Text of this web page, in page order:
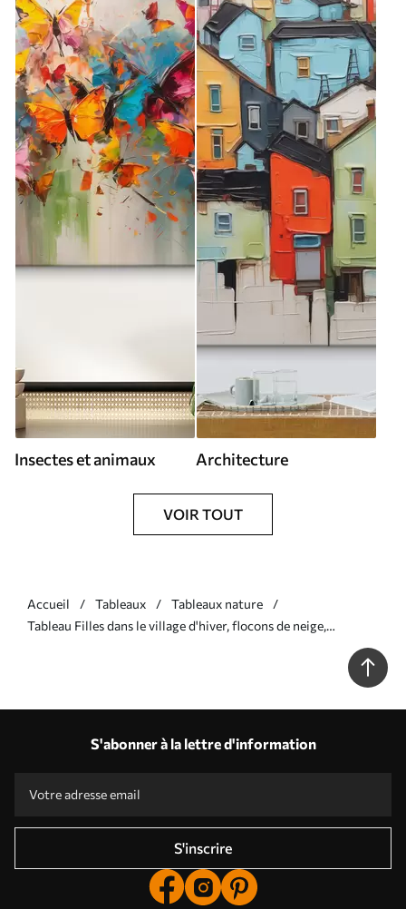
Insectes et animaux Architecture
VOIR TOUT
Accueil Tableaux
Tableaux nature
Tableau Filles dans le village d'hiver, flocons de neige,
S'abonner à la lettre d'information
S'inscrire